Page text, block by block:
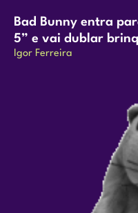
Bad Bunny entra
5” e vai dublar
Igor Ferreira